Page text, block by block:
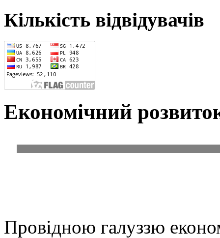
Кількість відвідувачів
Економічний
Провідною галуззю